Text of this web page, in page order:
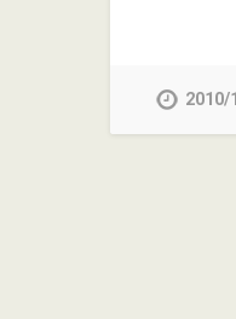
2010/